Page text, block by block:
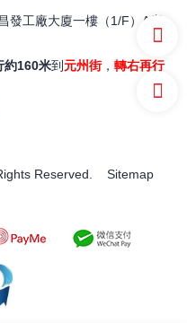
發工廠大廈一樓（1/F）A座
約160米到 元州街，轉右再行
Rights Reserved.Sitemap